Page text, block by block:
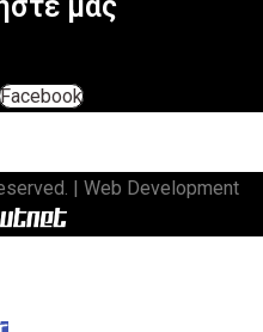
Facebook
| Web Development